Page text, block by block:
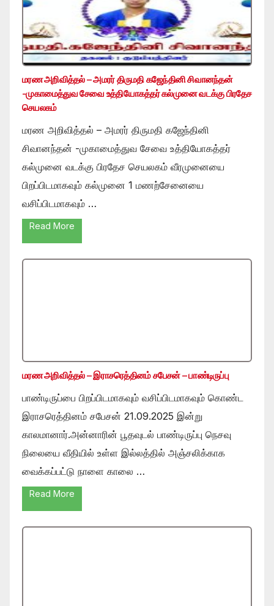
மரண அறிவித்தல் – அமரர் திருமதி கஜேந்தினி சிவானந்தன்
-முகாமைத்துவ சேவை உத்தியோகத்தர் கல்முனை வடக்கு பிரதேச
செயலகம்
மரண அறிவித்தல் – அமரர் திருமதி கஜேந்தினி
சிவானந்தன் -முகாமைத்துவ சேவை உத்தியோகத்தர்
கல்முனை வடக்கு பிரதேச செயலகம் வீரமுனையை
பிறப்பிடமாகவும் கல்முனை 1 மணற்சேனையை
வசிப்பிடமாகவும் …
Read More
மரண அறிவித்தல் – இராசரெத்தினம் சபேசன் – பாண்டிருப்பு
பாண்டிருப்பை பிறப்பிடமாகவும் வசிப்பிடமாகவும் கொண்ட
இராசரெத்தினம் சபேசன் 21.09.2025 இன்று
காலமானார்.அன்னாரின் பூதவுடல் பாண்டிருப்பு நெசவு
நிலையை வீதியில் உள்ள இல்லத்தில் அஞ்சலிக்காக
வைக்கப்பட்டு நாளை காலை …
Read More